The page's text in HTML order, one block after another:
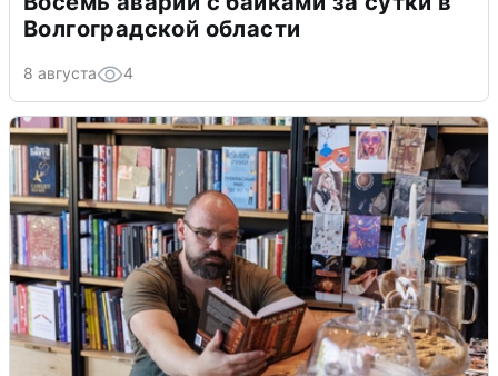
Волгоградской области
8 августа 4